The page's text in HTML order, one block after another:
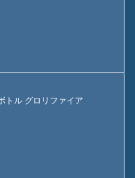
トル グロリファイア